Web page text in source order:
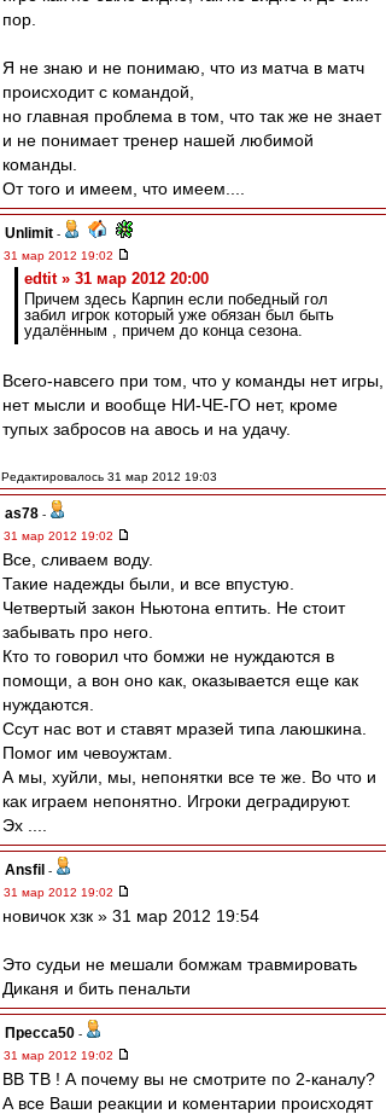
пор.
Я не знаю и не понимаю, что из матча в матч
происходит с командой,
но главная проблема в том, что так же не знает
и не понимает тренер нашей любимой
команды.
От того и имеем, что имеем....
Unlimit -
31 мар 2012 19:02
edtit » 31 мар 2012 20:00
Причем здесь Карпин если победный гол
забил игрок который уже обязан был быть
удалённым , причем до конца сезона.
Всего-навсего при том, что у команды нет игры,
нет мысли и вообще НИ-ЧЕ-ГО нет, кроме
тупых забросов на авось и на удачу.
Редактировалось 31 мар 2012 19:03
as78 -
31 мар 2012 19:02
Все, сливаем воду.
Такие надежды были, и все впустую.
Четвертый закон Ньютона ептить. Не стоит
забывать про него.
Кто то говорил что бомжи не нуждаются в
помощи, а вон оно как, оказывается еще как
нуждаются.
Ссут нас вот и ставят мразей типа лаюшкина.
Помог им чевоужтам.
А мы, хуйли, мы, непонятки все те же. Во что и
как играем непонятно. Игроки деградируют.
Эх ....
Ansfil -
31 мар 2012 19:02
новичок хзк » 31 мар 2012 19:54
Это судьи не мешали бомжам травмировать
Диканя и бить пенальти
Пресса50 -
31 мар 2012 19:02
ВВ ТВ ! А почему вы не смотрите по 2-каналу?
А все Ваши реакции и коментарии происходят